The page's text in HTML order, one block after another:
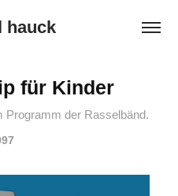
hauck
für Kinder
Programm der Rasselbänd.